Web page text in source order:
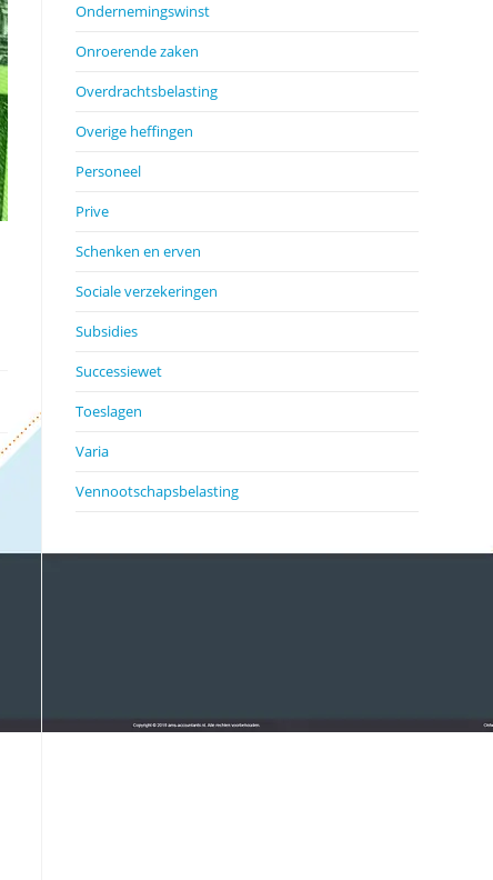
Ondernemingswinst
Onroerende zaken
Overdrachtsbelasting
Overige heffingen
Personeel
Prive
Schenken en erven
Sociale verzekeringen
Subsidies
Successiewet
Toeslagen
Varia
Vennootschapsbelasting